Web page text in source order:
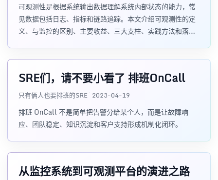
可观测性是根据系统输出数据理解系统内部状态的能力，常
见数据包括日志、指标和链路追踪。本文介绍可观测性的定
义、与监控的区别、主要收益、三大支柱、实践方法和落地
SRE们，请不要小看了 排班OnCall
只有俩人也要排班的SRE · 2023-04-19
排班 OnCall 不是简单把告警分给某个人，而是让故障响
应、团队稳定、知识沉淀和客户支持形成机制化闭环。
从监控系统到可观测平台的演进之路